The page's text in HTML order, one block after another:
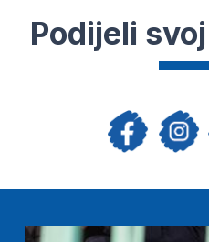
Podijeli